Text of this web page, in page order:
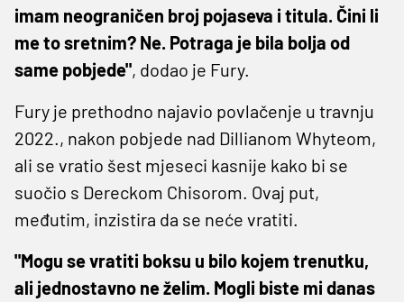
imam neograničen broj pojaseva i titula. Čini li
me to sretnim? Ne. Potraga je bila bolja od
same pobjede", dodao je Fury.
Fury je prethodno najavio povlačenje u travnju
2022., nakon pobjede nad Dillianom Whyteom,
ali se vratio šest mjeseci kasnije kako bi se
suočio s Dereckom Chisorom. Ovaj put,
međutim, inzistira da se neće vratiti.
"Mogu se vratiti boksu u bilo kojem trenutku,
ali jednostavno ne želim. Mogli biste mi danas